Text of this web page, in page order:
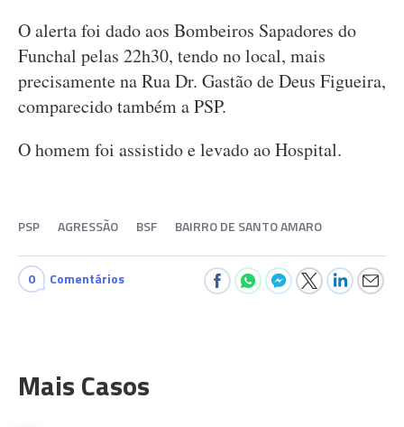
O alerta foi dado aos Bombeiros Sapadores do
Funchal pelas 22h30, tendo no local, mais
precisamente na Rua Dr. Gastão de Deus Figueira,
comparecido também a PSP.
O homem foi assistido e levado ao Hospital.
PSP AGRESSÃO BSF BAIRRO DE SANTO AMARO
0 Comentários
Mais Casos